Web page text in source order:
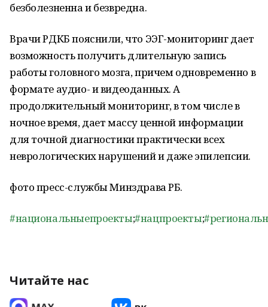
безболезненна и безвредна.
Врачи РДКБ пояснили, что ЭЭГ-мониторинг дает
возможность получить длительную запись
работы головного мозга, причем одновременно в
формате аудио- и видеоданных. А
продолжительный мониторинг, в том числе в
ночное время, дает массу ценной информации
для точной диагностики практически всех
неврологических нарушений и даже эпилепсии.
фото пресс-службы Минздрава РБ.
#национальныепроекты;#нацпроекты;
Читайте нас